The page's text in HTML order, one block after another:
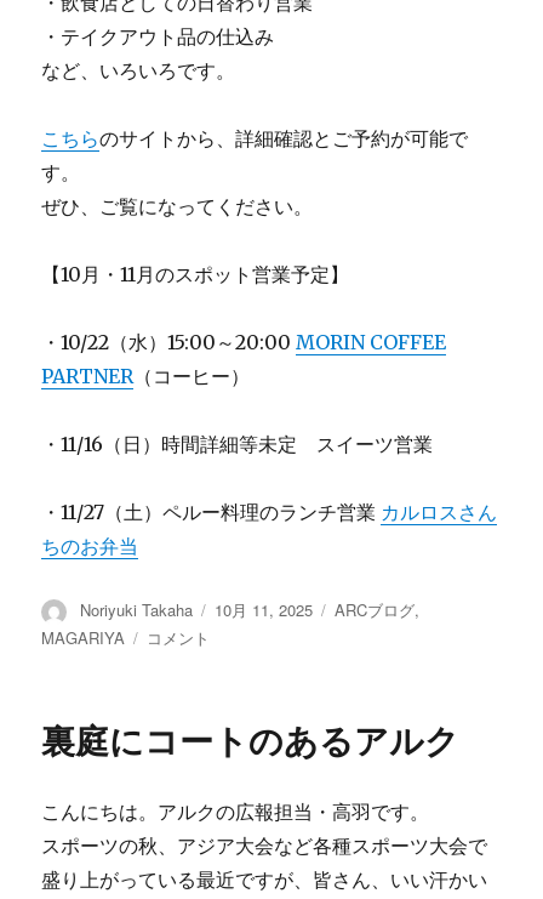
・テイクアウト品の仕込み
など、いろいろです。
こちらのサイトから、詳細確認とご予約が可能で
す。
ぜひ、ご覧になってください。
【10月・11月のスポット営業予定】
・10/22（水）15:00～20:00MORIN COFFEE
PARTNER（コーヒー）
・11/16（日）時間詳細等未定 スイーツ営業
・11/27（土）ペルー料理のランチ営業 カルロスさん
ちのお弁当
投
稿
Noriyuki Takaha
投
10月 11, 2025
カ
ARCブログ,
MAGARIYA
シ
ペ
MAGARIYA
に
コメント
裏庭にコートのあるアルク
こんにちは。アルクの広報担当・高羽です。
スポーツの秋、アジア大会など各種スポーツ大会で
盛り上がっている最近ですが、皆さん、いい汗かい